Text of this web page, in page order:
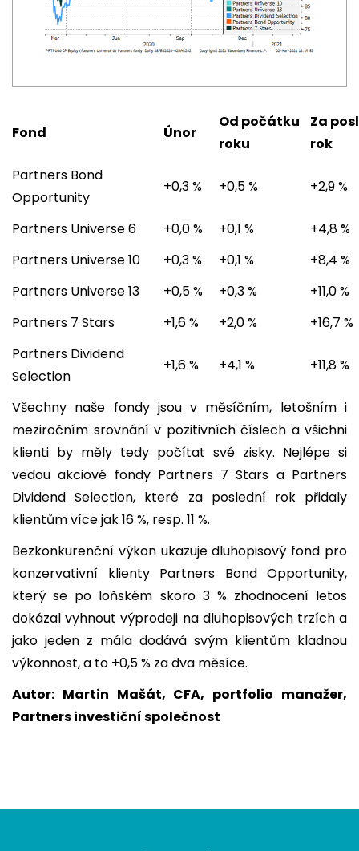
Fond Únor
Od počátku
roku
Za
rok
Partners Bond
Opportunity
+0,3 % +0,5 % +2,9 %
Partners Universe 6 +0,0 % +0,1 %
+4,8 %
Partners Universe 10
+0,3 % +0,1 %
+8,4 %
Partners Universe 13
+0,5 % +0,3 %
+11,0 %
Partners 7 Stars
+1,6 % +2,0 %
+16,7 %
Partners Dividend
Selection
+1,6 % +4,1 % +11,8 %
Všechny naše fondy jsou v měsíčním, letošním i
meziročním srovnání v pozitivních číslech a všichni
klienti by měly tedy počítat své zisky. Nejlépe si
vedou akciové fondy Partners 7 Stars a Partners
Dividend Selection, které za poslední rok přidaly
klientům více jak 16 %, resp. 11 %.
Bezkonkurenční výkon ukazuje dluhopisový fond pro
konzervativní klienty Partners Bond Opportunity,
který se po loňském skoro 3 % zhodnocení letos
dokázal vyhnout výprodeji na dluhopisových trzích a
jako jeden z mála dodává svým klientům kladnou
výkonnost, a to +0,5 % za dva měsíce.
Autor: Martin Mašát, CFA, portfolio manažer,
Partners investiční společnost